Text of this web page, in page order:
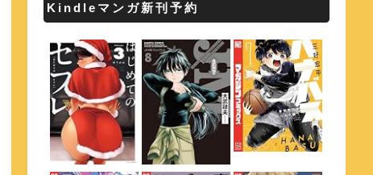
Kindleマンガ新刊予約